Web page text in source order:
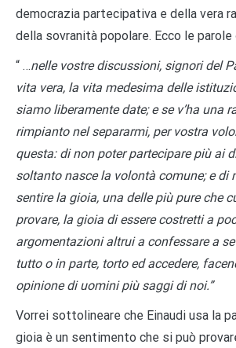
democrazia partecipativa e della vera
della sovranità popolare. Ecco le parole
“ …nelle vostre discussioni, signori del
vita vera, la vita medesima delle
siamo liberamente date; e se v’ha una
rimpianto nel separarmi, per vostra
questa: di non poter partecipare più ai
soltanto nasce la volontà comune; e di
sentire la gioia, una delle più pure che
provare, la gioia di essere costretti a
argomentazioni altrui a confessare a
tutto o in parte, torto ed accedere,
opinione di uomini più saggi di noi.”
Vorrei sottolineare che Einaudi usa la
gioia è un sentimento che si può